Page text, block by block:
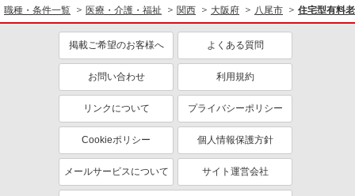
派遣社員 NEW
綺麗な高齢者マンションの見守りスタッフ＠
八尾市
時給1550円〜2187円 ＜日払い有/週払い有/交
通費全支給(ガソリン代含む)＞
近鉄八尾
キープ
研修制度あり
社員登用あり
資格取得支援制度あり
同じ職種から求人を探す
医療・介護・福祉
介護職・ヘルパー
サービス提供責任者・ソーシャ
ルワーカー
同じ特徴から求人を探す
職種・条件一覧 医療・介護・福祉 関西 大阪府 八尾市 住宅型有料
掲載ご希望のお客様へ よくある質問
お問い合わせ 利用規約
リンクについて プライバシーポリシー
Cookieポリシー 個人情報保護方針
メールサービスについて サイト運営会社